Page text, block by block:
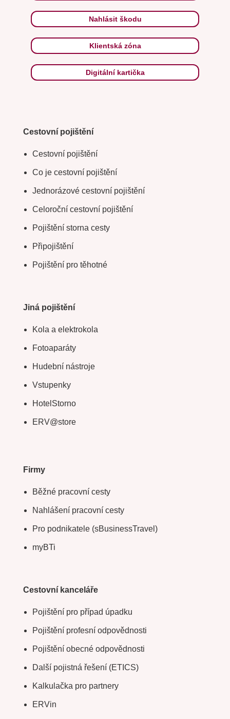
Nahlásit škodu
Klientská zóna
Digitální kartička
Cestovní pojištění
Cestovní pojištění
Co je cestovní pojištění
Jednorázové cestovní pojištění
Celoroční cestovní pojištění
Pojištění storna cesty
Připojištění
Pojištění pro těhotné
Jiná pojištění
Kola a elektrokola
Fotoaparáty
Hudební nástroje
Vstupenky
HotelStorno
ERV@store
Firmy
Běžné pracovní cesty
Nahlášení pracovní cesty
Pro podnikatele (sBusinessTravel)
myBTi
Cestovní kanceláře
Pojištění pro případ úpadku
Pojištění profesní odpovědnosti
Pojištění obecné odpovědnosti
Další pojistná řešení (ETICS)
Kalkulačka pro partnery
ERVin